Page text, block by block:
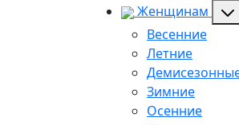
Женщинам
Весенние
Летние
Зимние
Осенние